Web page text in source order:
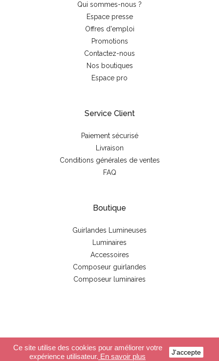
Qui sommes-nous ?
Espace presse
Offres d'emploi
Promotions
Contactez-nous
Nos boutiques
Espace pro
Service Client
Paiement sécurisé
Livraison
Conditions générales de ventes
FAQ
Boutique
Guirlandes Lumineuses
Luminaires
Accessoires
Composeur guirlandes
Composeur luminaires
Ce site utilise des cookies pour améliorer votre
expérience utilisateur. En savoir plus J'accepte
© 2026 - La case de cousin Paul